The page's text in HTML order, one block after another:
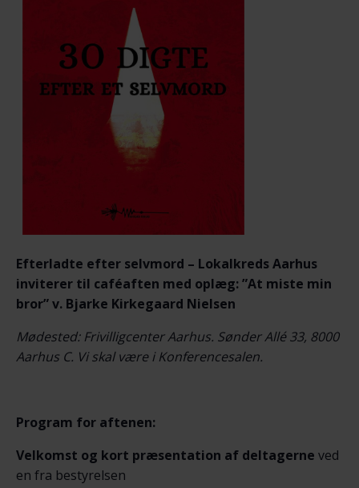
Efterladte efter selvmord – Lokalkreds Aarhus
inviterer til caféaften med oplæg: ”At miste min
bror” v. Bjarke Kirkegaard Nielsen
Mødested: Frivilligcenter Aarhus. Sønder Allé 33, 8000
Aarhus C. Vi skal være i Konferencesalen.
Program for aftenen:
Velkomst og kort præsentation af deltagerne ved
en fra bestyrelsen